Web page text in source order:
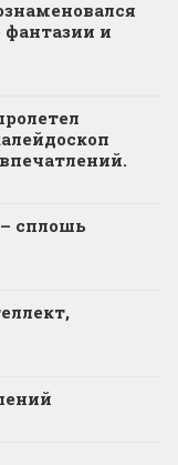
и
сплошь